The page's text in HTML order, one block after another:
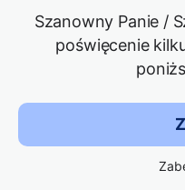
Szanowny Panie /
poświęcenie